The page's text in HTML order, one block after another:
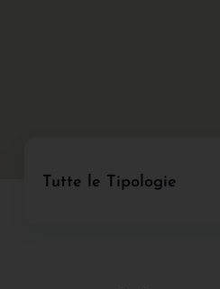
Tutte le Tipologie